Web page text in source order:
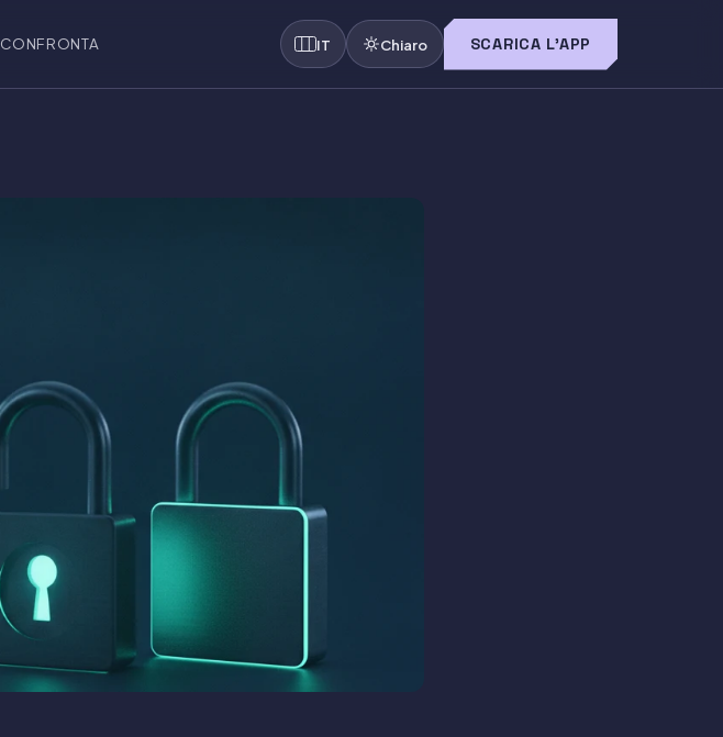
CONFRONTA IT Chiaro SCARICA L'APP